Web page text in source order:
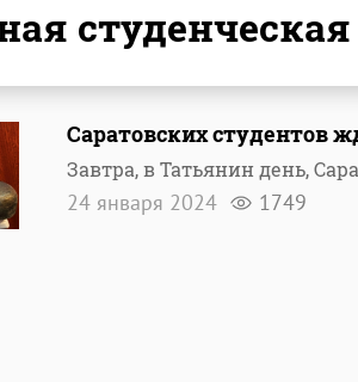
Саратовских студентов
Завтра, в Татьянин день,
24 января 2024 1749